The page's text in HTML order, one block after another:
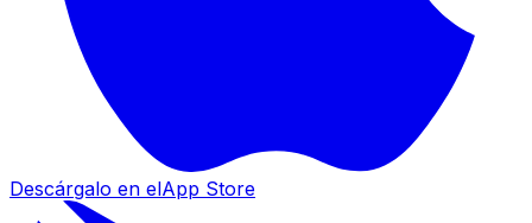
Descárgalo en elApp Store